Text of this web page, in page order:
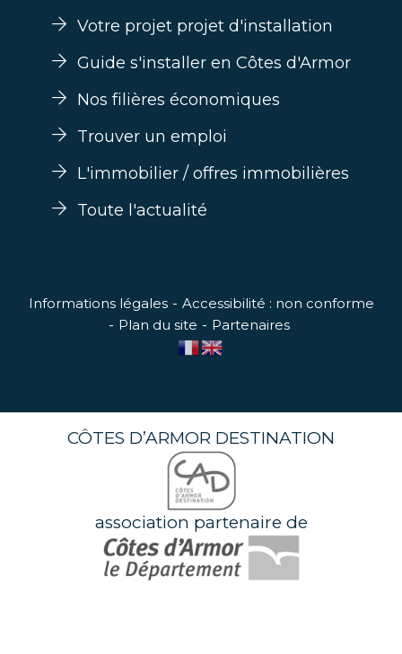
Votre projet projet d'installation
Guide s'installer en Côtes d'Armor
Nos filières économiques
Trouver un emploi
L'immobilier / offres immobilières
Toute l'actualité
Informations légales
Accessibilité : non conforme
Plan du site
Partenaires
CÔTES D’ARMOR DESTINATION
association partenaire de